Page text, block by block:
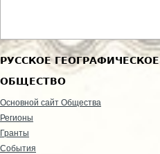
РУССКОЕ ГЕОГРАФИЧЕСКОЕ
ОБЩЕСТВО
Основной сайт Общества
Регионы
Гранты
События